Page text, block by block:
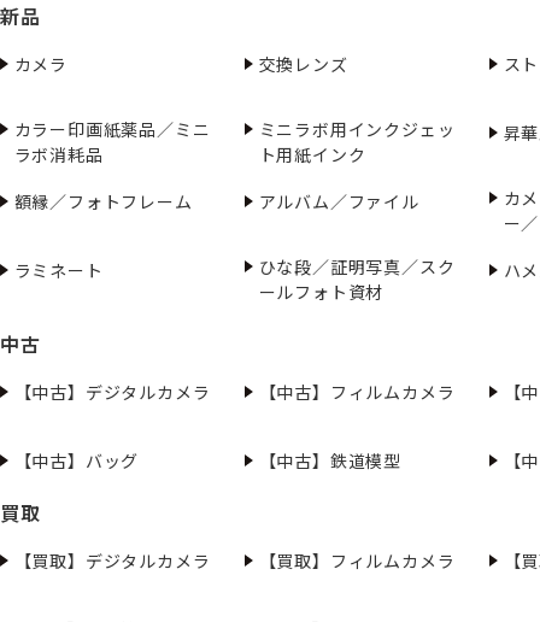
新品
カメラ 交換レンズ ス
カラー印画紙薬品／ミニ
ラボ消耗品
ミニラボ用インクジェッ
ト用紙インク
昇
額縁／フォトフレーム アルバム／ファイル
カ
ー
ラミネート
ひな段／証明写真／スク
ールフォト資材
ハ
中古
【中古】デジタルカメラ 【中古】フィルムカメラ 【
【中古】バッグ 【中古】鉄道模型 【
買取
【買取】デジタルカメラ 【買取】フィルムカメラ 【